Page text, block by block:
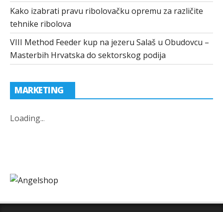
Kako izabrati pravu ribolovačku opremu za različite
tehnike ribolova
VIII Method Feeder kup na jezeru Salaš u Obudovcu –
Masterbih Hrvatska do sektorskog podija
MARKETING
Loading...